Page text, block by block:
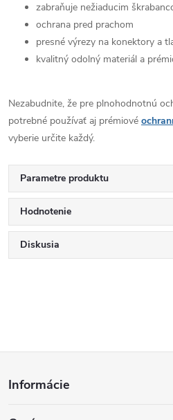
zabraňuje nežiaducim
ochrana pred prachom
presné výrezy na konektory a
kvalitný odolný materiál a
Nezabudnite, že pre plnohodnotnú
potrebné používať aj prémiové
vyberie určite každý.
Parametre produktu
Hodnotenie
Diskusia
Informácie